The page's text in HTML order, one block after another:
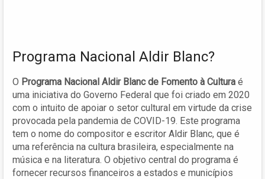
Programa Nacional Aldir Blanc?
O Programa Nacional Aldir Blanc de Fomento à Cultura é
uma iniciativa do Governo Federal que foi criado em 2020
com o intuito de apoiar o setor cultural em virtude da crise
provocada pela pandemia de COVID-19. Este programa
tem o nome do compositor e escritor Aldir Blanc, que é
uma referência na cultura brasileira, especialmente na
música e na literatura. O objetivo central do programa é
fornecer recursos financeiros a estados e municípios